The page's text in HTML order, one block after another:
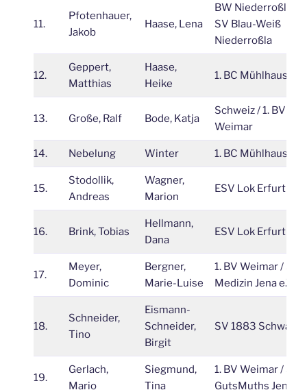
11.
Pfotenhauer,
Jakob
Haase, Lena
BW Niederroßla /
SV Blau-Weiß
Niederroßla
12.
Geppert,
Matthias
Haase,
Heike
1. BC Mühlhausen
13. Große, Ralf Bode, Katja
Schweiz / 1. BV
Weimar
14. Nebelung Winter 1. BC Mühlhausen
15.
Stodollik,
Andreas
Wagner,
Marion
ESV Lok Erfurt
16. Brink, Tobias
Hellmann,
Dana
ESV Lok Erfurt
17.
Meyer,
Dominic
Bergner,
Marie-Luise
1. BV Weimar / SG
Medizin Jena e.V.
18.
Schneider,
Tino
Eismann-
Schneider,
Birgit
SV 1883 Schwarza
19.
Gerlach,
Mario
Siegmund,
Tina
1. BV Weimar / SV
GutsMuths Jena